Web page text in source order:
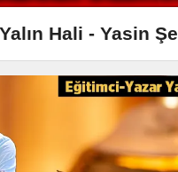
Hali - Yasin